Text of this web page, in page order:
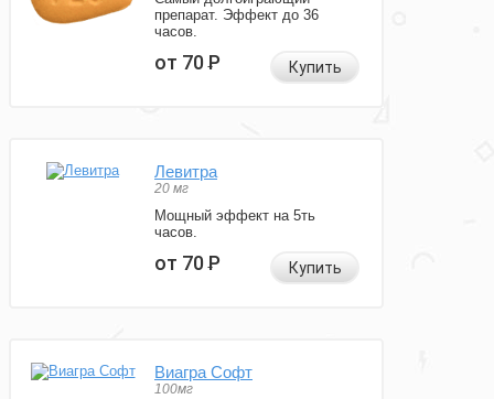
препарат. Эффект до 36
часов.
от 70Р Купить
Левитра
20 мг
Мощный эффект на 5ть
часов.
от 70Р Купить
Виагра Софт
100мг